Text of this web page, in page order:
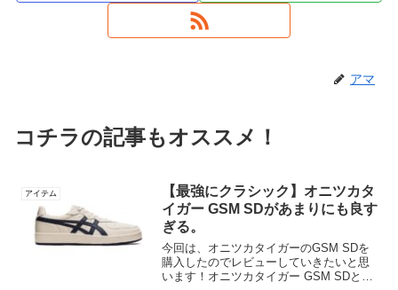
アマ
コチラの記事もオススメ！
アイテム
【最強にクラシック】オニツカタ
イガー GSM SDがあまりにも良す
ぎる。
今回は、オニツカタイガーのGSM SDを
購入したのでレビューしていきたいと思
います！オニツカタイガー GSM SDと